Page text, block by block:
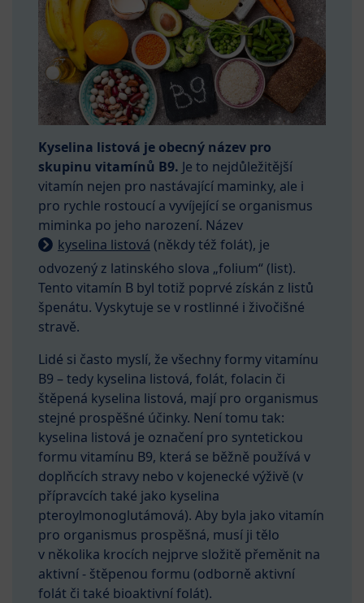
Kyselina listová je obecný název pro
skupinu vitamínů B9. Je to nejdůležitější
vitamín nejen pro nastávající maminky, ale i
pro rychle rostoucí a vyvíjející se organismus
miminka po jeho narození. Název
kyselina listová (někdy též folát), je
odvozený z latinského slova „folium“ (list).
Tento vitamín B byl totiž poprvé získán z listů
špenátu. Vyskytuje se v rostlinné i živočišné
stravě.
Lidé si často myslí, že všechny formy vitamínu
B9 – tedy kyselina listová, folát, folacin či
štěpená kyselina listová, mají pro organismus
stejné prospěšné účinky. Není tomu tak:
kyselina listová je označení pro syntetickou
formu vitamínu B9, která se běžně používá v
doplňcích stravy nebo v kojenecké výživě (v
přípravcích také jako kyselina
pteroylmonoglutámová). Aby byla jako vitamín
pro organismus prospěšná, musí ji tělo
v několika krocích nejprve složitě přeměnit na
aktivní - štěpenou formu (odborně aktivní
folát či také bioaktivní folát).